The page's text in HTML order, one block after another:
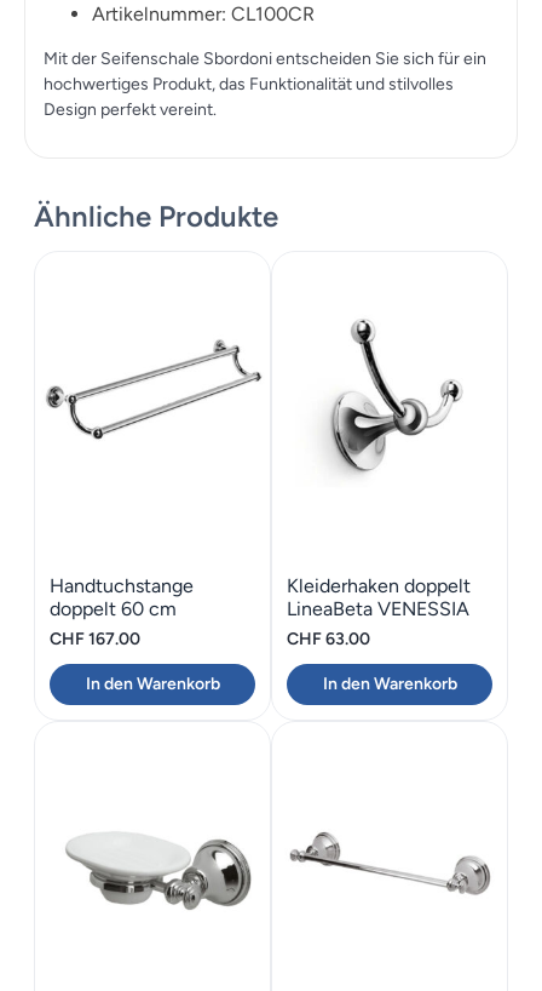
Artikelnummer: CL100CR
Mit der Seifenschale Sbordoni entscheiden Sie sich für ein
hochwertiges Produkt, das Funktionalität und stilvolles
Design perfekt vereint.
Ähnliche Produkte
Handtuchstange
doppelt 60 cm
LineaBeta VENESSIA
CHF167.00
In den Warenkorb
Kleiderhaken doppelt
LineaBeta VENESSIA
Nostalgisch
CHF63.00
In den Warenkorb